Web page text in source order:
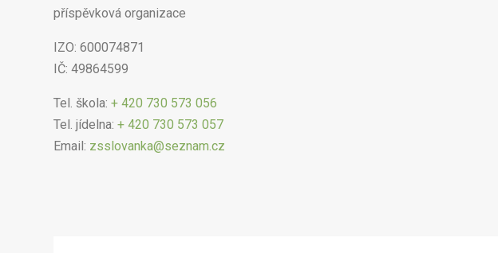
příspěvková organizace
IZO: 600074871
IČ: 49864599
Tel. škola: + 420 730 573 056
Tel. jídelna: + 420 730 573 057
Email: zsslovanka@seznam.cz